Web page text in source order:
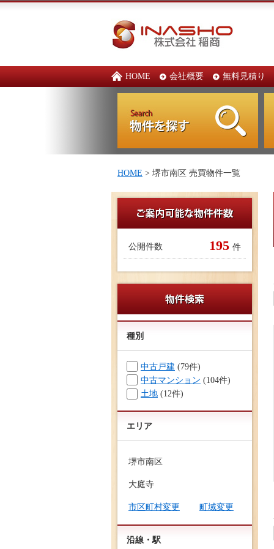
HOME 会社概要 無料見積り
HOME > 堺市南区 売買物件一覧
公開件数 195 件
種別
中古戸建 (79件)
中古マンション (104件)
土地 (12件)
エリア
堺市南区
大庭寺
市区町村変更 町域変更
沿線・駅